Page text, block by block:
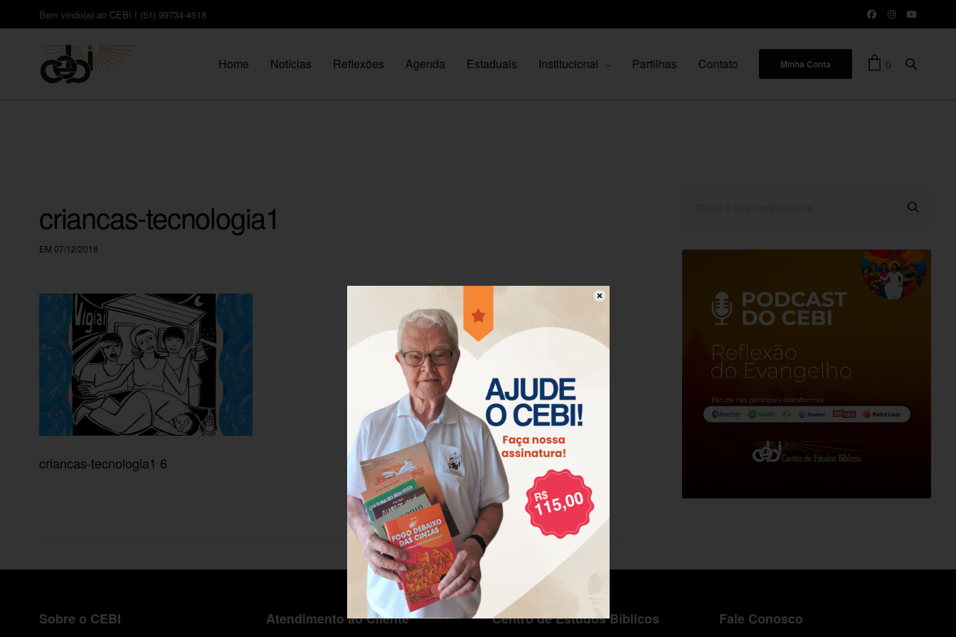
Bem vindo(a) ao CEBI ! (51) 99734-4518
Home Notícias Reflexões Agenda Estaduais Institucional Partilhas Contato Minha Conta 0
criancas-tecnologia1
EM 07/12/2018
criancas-tecnologia1 6
Sobre o CEBI Atendimento ao Cliente Centro de Estudos Bíblicos Fale Conosco